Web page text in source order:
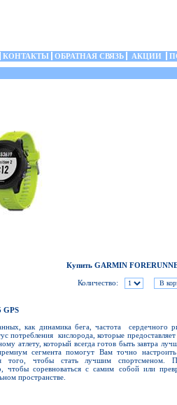
КОНТАКТЫ ОБРАТНАЯ СВЯЗЬ АКЦИИ
Купить GARMIN
Количество:
GPS
как динамика бега, частота сердечного
потребления кислорода, которые
атлету, который всегда готов быть завтра
сегмента помогут Вам точно
того, чтобы стать лучшим спортсменом.
чтобы соревноваться с самим собой или
пространстве.